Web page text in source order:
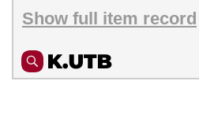
Show full item record